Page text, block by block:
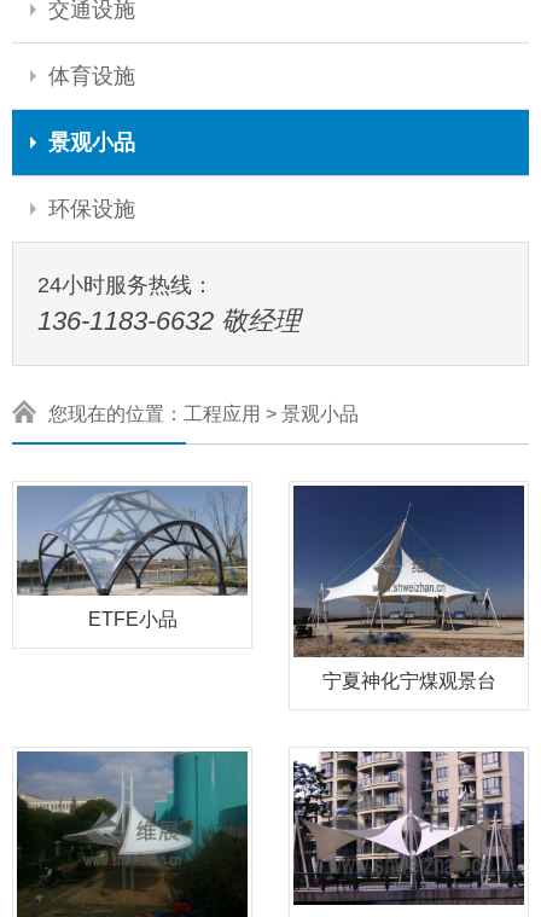
交通设施
体育设施
景观小品
环保设施
24小时服务热线：
136-1183-6632 敬经理
您现在的位置： 工程应用 > 景观小品
ETFE小品
宁夏神化宁煤观景台